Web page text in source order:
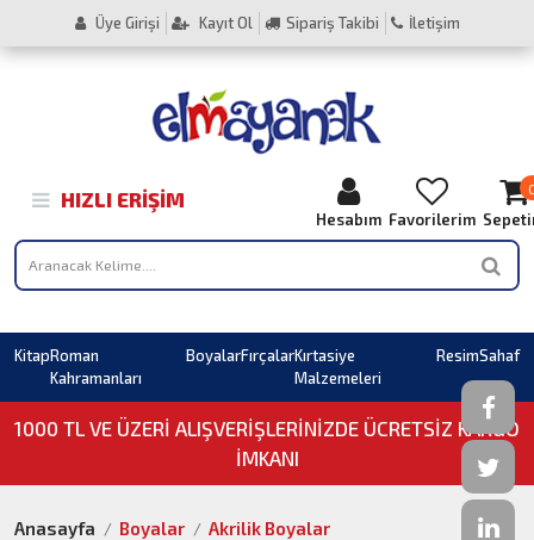
Üye Girişi Kayıt Ol Sipariş Takibi İletişim
HIZLI ERIŞIM
Hesabım Favorilerim
KitapRoman
Kahramanları
BoyalarFırçalarKırtasiye
Malzemeleri
ResimSahaf
1000 TL VE ÜZERI ALIŞVERIŞLERINIZDE ÜCRETSİZ KARGO
İMKANI
Anasayfa Boyalar
Akrilik Boyalar